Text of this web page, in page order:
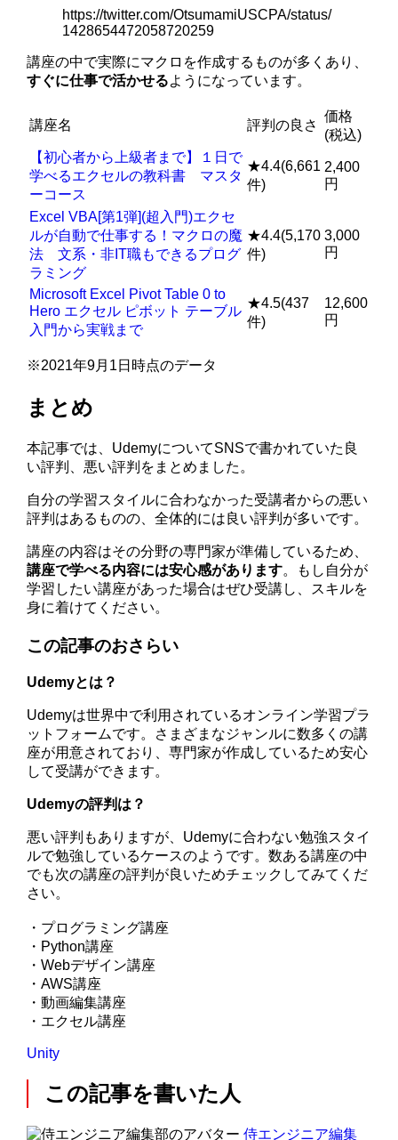
https://twitter.com/OtsumamiUSCPA/status/
1428654472058720259
講座の中で実際にマクロを作成するものが多くあり、
すぐに仕事で活かせるようになっています。
講座名 評判の良さ
価格
(税込)
【初心者から上級者まで】１日で
学べるエクセルの教科書 マスタ
ーコース
★4.4(6,661
件)
2,400
円
Excel VBA[第1弾](超入門)エクセ
ルが自動で仕事する！マクロの魔
法 文系・非IT職もできるプログ
ラミング
★4.4(5,170
件)
3,000
円
Microsoft Excel Pivot Table 0 to
Hero エクセル ピボット テーブル
入門から実戦まで
★4.5(437
件)
12,600
円
※2021年9月1日時点のデータ
まとめ
本記事では、UdemyについてSNSで書かれていた良
い評判、悪い評判をまとめました。
自分の学習スタイルに合わなかった受講者からの悪い
評判はあるものの、全体的には良い評判が多いです。
講座の内容はその分野の専門家が準備しているため、
講座で学べる内容には安心感があります。もし自分が
学習したい講座があった場合はぜひ受講し、スキルを
身に着けてください。
この記事のおさらい
Udemyとは？
Udemyは世界中で利用されているオンライン学習プラ
ットフォームです。さまざまなジャンルに数多くの講
座が用意されており、専門家が作成しているため安心
して受講ができます。
Udemyの評判は？
悪い評判もありますが、Udemyに合わない勉強スタイ
ルで勉強しているケースのようです。数ある講座の中
でも次の講座の評判が良いためチェックしてみてくだ
さい。
・プログラミング講座
・Python講座
・Webデザイン講座
・AWS講座
・動画編集講座
・エクセル講座
Unity
この記事を書いた人
侍エンジニア編集